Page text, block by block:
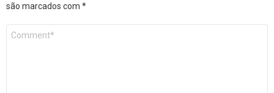
são marcados com *
Comentário